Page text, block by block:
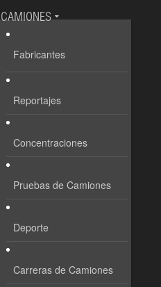
CAMIONES
Fabricantes
Reportajes
Concentraciones
Pruebas de Camiones
Deporte
Carreras de Camiones